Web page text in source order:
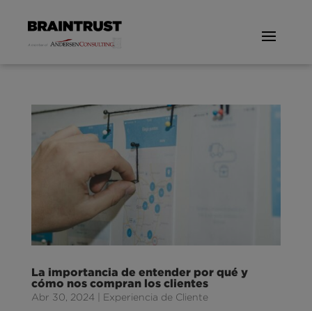
La importancia de entender por qué y
cómo nos compran los clientes
Abr 30, 2024| Experiencia de Cliente